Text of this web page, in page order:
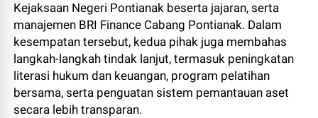
Kejaksaan Negeri Pontianak beserta jajaran, serta
manajemen BRI Finance Cabang Pontianak. Dalam
kesempatan tersebut, kedua pihak juga membahas
langkah-langkah tindak lanjut, termasuk peningkatan
literasi hukum dan keuangan, program pelatihan
bersama, serta penguatan sistem pemantauan aset
secara lebih transparan.